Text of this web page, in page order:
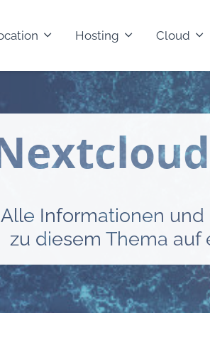
Hosting Cloud
Alle Informationen und
zu diesem Thema auf